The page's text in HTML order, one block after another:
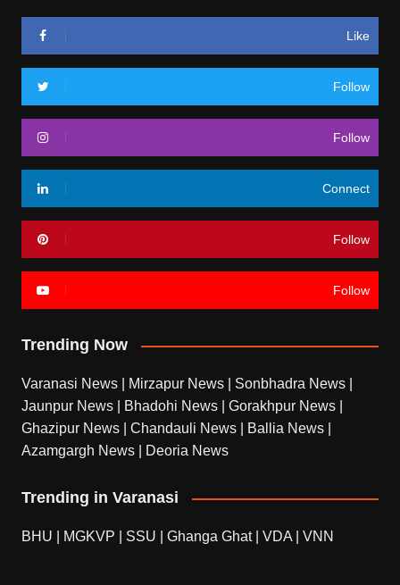
Like
Follow
Follow
Connect
Follow
Follow
Trending Now
Varanasi News Mirzapur News Sonbhadra News
Jaunpur News
Bhadohi News Gorakhpur News
Ghazipur News
Chandauli News Ballia News
Azamgargh News
Deoria News
Trending in Varanasi
BHU MGKVP SSU Ghanga Ghat| VDA VNN